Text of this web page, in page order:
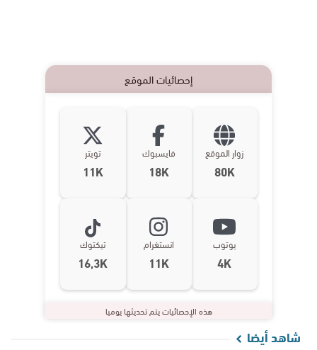
إحصائيات الموقع
زوار الموقع
80K
فايسبوك
18K
تويتر
11K
يوتوب
4K
انستغرام
11K
تيكتوك
16,3K
هذه الإحصائيات يتم تحديثها يوميا
شاهد أيضا